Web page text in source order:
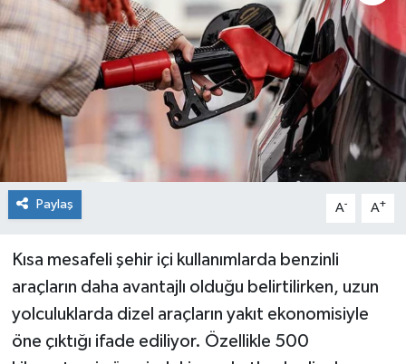
Paylaş A- A+
Kısa mesafeli şehir içi kullanımlarda benzinli
araçların daha avantajlı olduğu belirtilirken, uzun
yolculuklarda dizel araçların yakıt ekonomisiyle
öne çıktığı ifade ediliyor. Özellikle 500